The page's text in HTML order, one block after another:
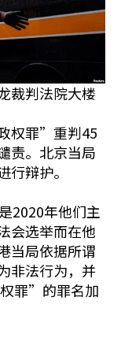
裁判法院大楼
权罪”重判45
责。北京当局
辩护。
2020年他们主
会选举而在他
当局依据所谓
非法行为，并
罪”的罪名加